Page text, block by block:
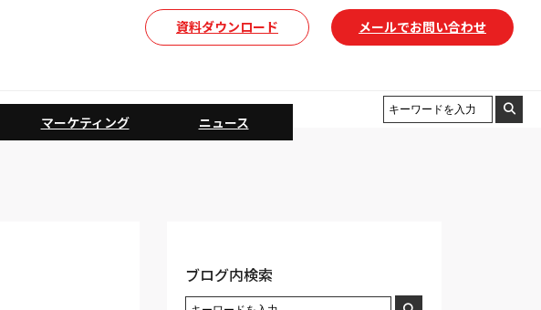
資料ダウンロード メールでお問い合わせ
マーケティング ニュース
ブログ内検索